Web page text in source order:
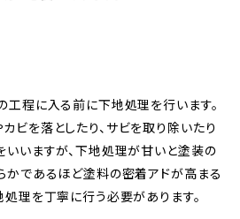
工程に入る前に下地処理を行います。
ビを落としたり、サビを取り除いたり
いいますが、下地処理が甘いと塗装の
かであるほど塗料の密着アドが高まる
理を丁寧に行う必要があります。